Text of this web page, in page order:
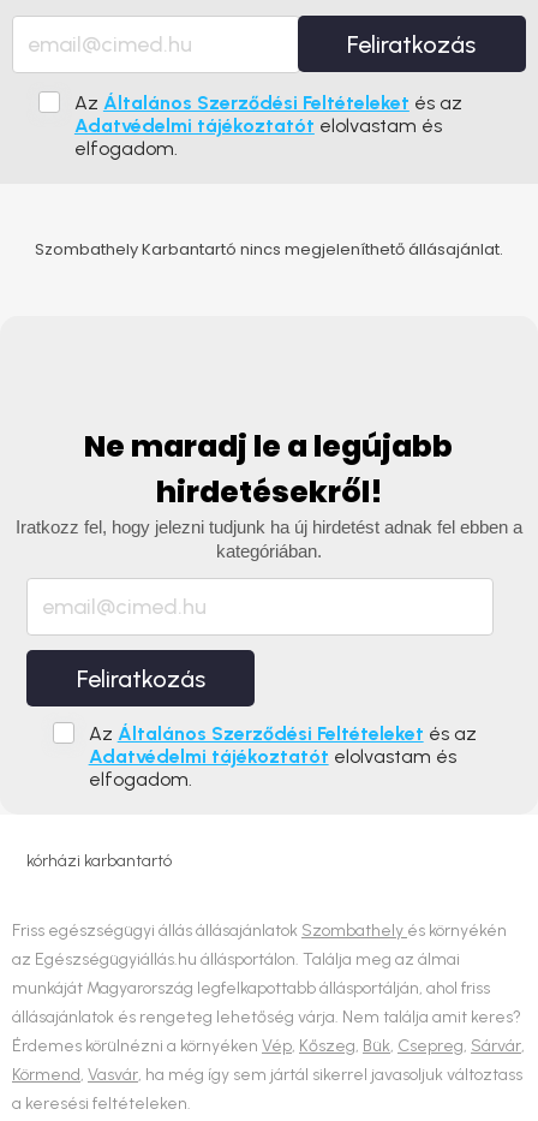
Feliratkozás
Az Általános Szerződési Feltételeket és az
Adatvédelmi tájékoztatót elolvastam és
elfogadom.
Szombathely Karbantartó nincs megjeleníthető állásajánlat.
Ne maradj le a legújabb
hirdetésekről!
Iratkozz fel, hogy jelezni tudjunk ha új hirdetést adnak fel ebben a
kategóriában.
Feliratkozás
Az Általános Szerződési Feltételeket és az
Adatvédelmi tájékoztatót elolvastam és
elfogadom.
kórházi karbantartó
Friss egészségügyi állás állásajánlatok Szombathely és környékén
az Egészségügyiállás.hu állásportálon. Találja meg az álmai
munkáját Magyarország legfelkapottabb állásportálján, ahol friss
állásajánlatok és rengeteg lehetőség várja. Nem találja amit keres?
Érdemes körülnézni a környéken Vép, Kőszeg, Bük, Csepreg, Sárvár,
Körmend, Vasvár, ha még így sem jártál sikerrel javasoljuk változtass
a keresési feltételeken.